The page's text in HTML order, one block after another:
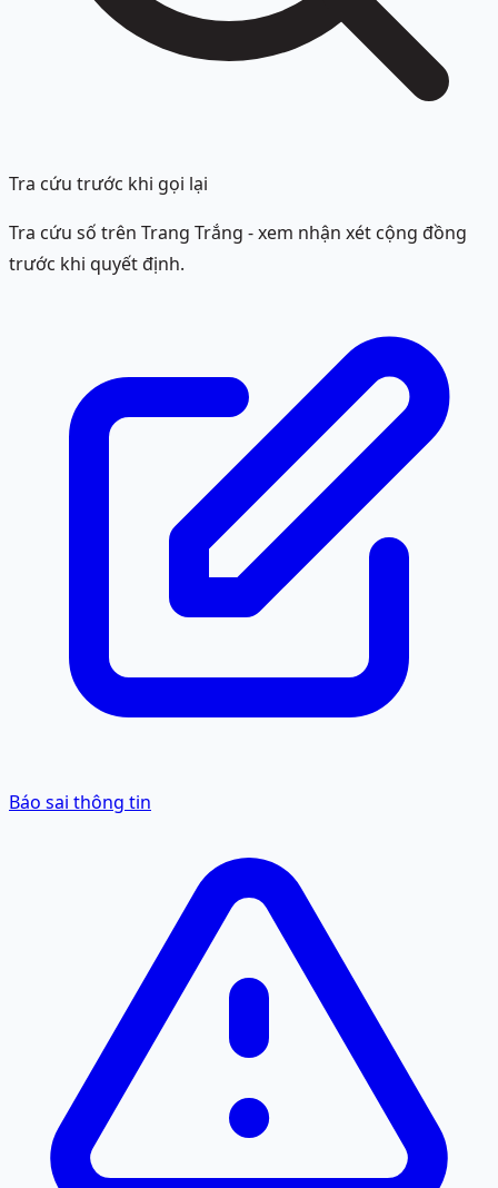
Tra cứu trước khi gọi lại
Tra cứu số trên Trang Trắng - xem nhận xét cộng đồng
trước khi quyết định.
Báo sai thông tin